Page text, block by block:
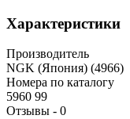
Характеристики
Производитель
NGK (Япония) (4966)
Номера по каталогу
5960 99
Отзывы - 0